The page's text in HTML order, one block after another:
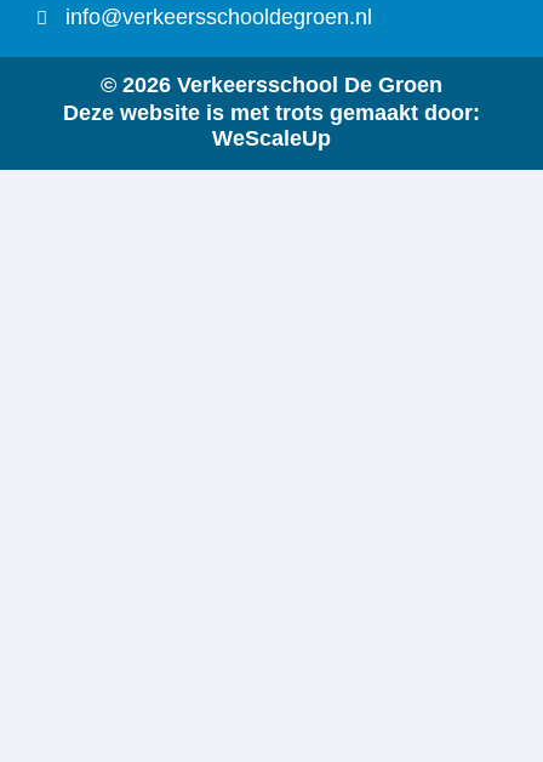
info@verkeersschooldegroen.nl
© 2026 Verkeersschool De Groen
Deze website is met trots gemaakt door:
WeScaleUp